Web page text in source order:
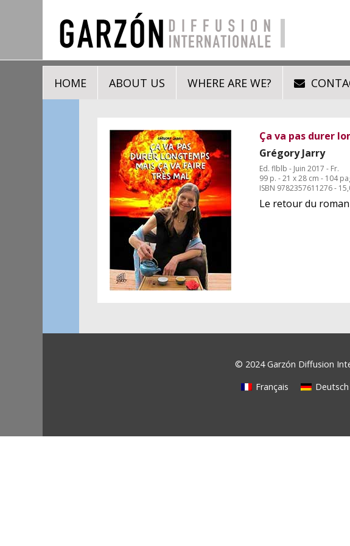
HOME ABOUT US WHERE ARE WE?
Ça va pas durer
Grégory Jarry
Ed. flblb - Juin 2017 - Fr.
99 p. - 21 x 28 cm - 104
ISBN 9782357611276 -
Le retour du
© 2024 Garzón Diffusion
Français
Deutsch